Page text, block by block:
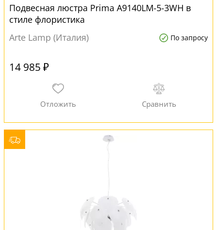
Подвесная люстра Prima A9140LM-5-3WH в
стиле флористика
Arte Lamp (Италия)
По запросу
14 985 ₽